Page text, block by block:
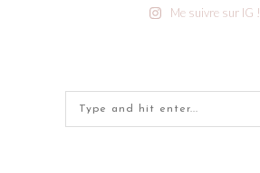
Me suivre sur IG !